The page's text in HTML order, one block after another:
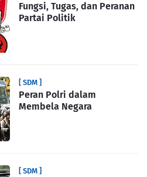
Fungsi, Tugas, dan Peranan
Partai Politik
[ SDM ]
Peran Polri dalam
Membela Negara
[ SDM ]